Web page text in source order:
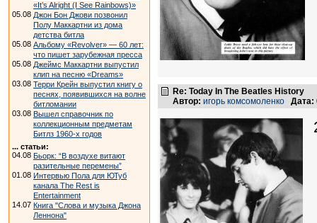
«It’s Alright (I See Rainbows)»
05.08 Джон Бон Джови позвонил
Полу Маккартни из дома
детства битла
05.08 Альбому «Revolver» — 60 лет:
что пишет зарубежная пресса
05.08 Джеймс Маккартни выпустил
клип на песню «Dreams»
03.08 Терри Крейн выпустил книгу о
песнях, появившихся на волне
битломании
03.08 Вышел справочник по
коллекционным предметам
Битлз 1960-х годов
... статьи:
04.08 Бьорк: “В воздухе витают
разительные перемены”
01.08 Интервью Пола для ЮТуб
канала The Rest is
Entertainment
14.07 Книга "Слова и музыка Джона
Леннона"
Re: Today In The Beatles History
Автор: игорь комсомоленко Дата: